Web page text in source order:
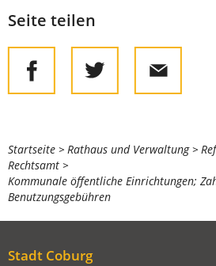
Seite teilen
Sie
befinden
sich
hier:
Startseite Rathaus und Verwaltung
Rechtsamt
Kommunale öffentliche Einrichtungen;
Benutzungsgebühren
Stadt Coburg